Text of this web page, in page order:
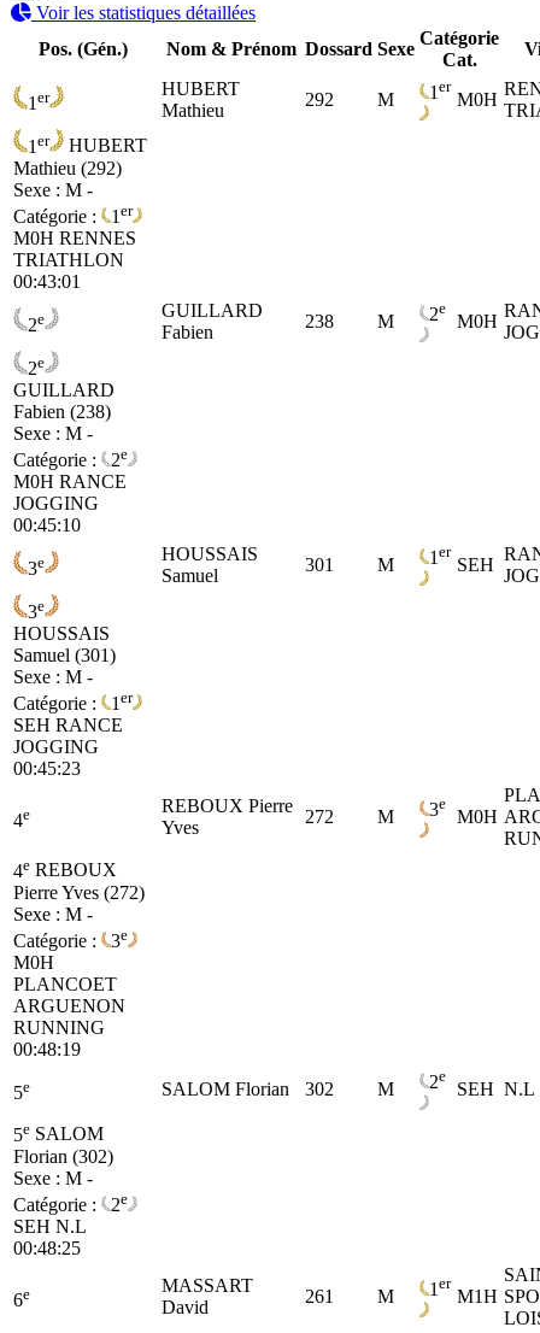
Voir les statistiques détaillées
Pos. (Gén.)
Nom & Prénom Dossard Sexe
Catégorie
Cat.
1 er
HUBERT
Mathieu
292 M 1 er
M0H
1 er
HUBERT
Mathieu (292)
Sexe : M -
Catégorie :
1 er
M0H RENNES
TRIATHLON
00:43:01
2e
GUILLARD
Fabien
238 M 2e
M0H
2e
GUILLARD
Fabien (238)
Sexe : M -
Catégorie :
2e
M0H RANCE
JOGGING
00:45:10
3e
HOUSSAIS
Samuel
301 M 1 er
SEH
3e
HOUSSAIS
Samuel (301)
Sexe : M -
Catégorie :
1 er
SEH RANCE
JOGGING
00:45:23
4e
REBOUX Pierre
Yves
272 M 3e
M0H
4e REBOUX
Pierre Yves (272)
Sexe : M -
Catégorie :
3e
M0H
PLANCOET
ARGUENON
RUNNING
00:48:19
5e SALOM Florian 302 M 2e
SEH N.L
5e SALOM
Florian (302)
Sexe : M -
Catégorie :
2e
SEH N.L
00:48:25
6e
MASSART
David
261 M 1 er
M1H